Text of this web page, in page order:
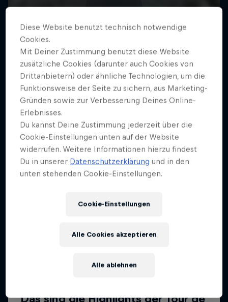
Diese Website benutzt technisch notwendige
Cookies.
Mit Deiner Zustimmung benutzt diese Website
zusätzliche Cookies (darunter auch Cookies von
Drittanbietern) oder ähnliche Technologien, um die
Funktionsweise der Seite zu sichern, aus Marketing-
Gründen sowie zur Verbesserung Deines Online-
Erlebnisses.
Du kannst Deine Zustimmung jederzeit über die
Cookie-Einstellungen unten auf der Website
widerrufen. Weitere Informationen hierzu findest
Du in unserer Datenschutzerklärung und in den
unten stehenden Cookie-Einstellungen.
Cookie-Einstellungen
Alle ablehnen
Alle Cookies akzeptieren